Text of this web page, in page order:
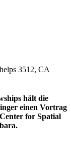
3512, CA
hält die
einen Vortrag
for Spatial